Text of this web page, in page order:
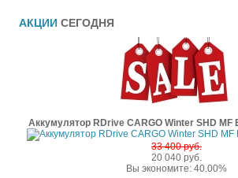
АКЦИИ СЕГОДНЯ
Аккумулятор RDrive CARGO Winter SHD MF
33 400 руб.
20 040 руб.
Вы экономите: 40.00%